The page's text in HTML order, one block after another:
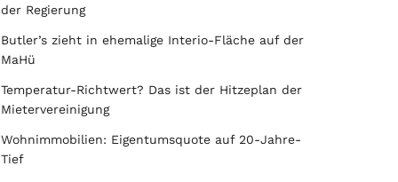
der Regierung
Butler’s zieht in ehemalige Interio-Fläche auf der
MaHü
Temperatur-Richtwert? Das ist der Hitzeplan der
Mietervereinigung
Wohnimmobilien: Eigentumsquote auf 20-Jahre-
Tief